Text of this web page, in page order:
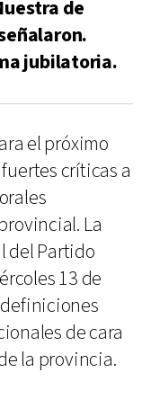
de
jubilatoria.
el próximo
críticas a
La
del Partido
13 de
de cara
la provincia.